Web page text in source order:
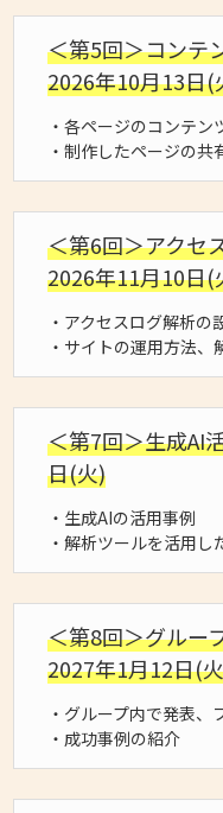
＜第5回＞コンテ
2026年10月13日(
・各ページのコンテン
・制作したページの共
＜第6回＞アクセ
2026年11月10日(
・アクセスログ解析の
・サイトの運用方法、
＜第7回＞生成AI
日(火)
・生成AIの活用事例
・解析ツールを活用
＜第8回＞グルー
2027年1月12日(
・グループ内で発表、
・成功事例の紹介